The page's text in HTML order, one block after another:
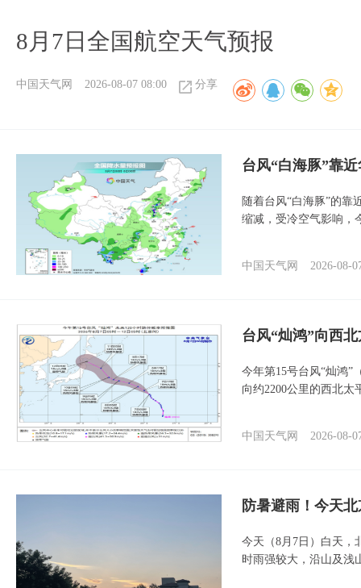
8月7日全国航空天气预报
中国天气网 2026-08-07 08:00 分享
台风“白海豚”靠
随着台风“白海豚”的靠
缩减，受冷空气影响，
中国天气网 2026-08-
台风“灿鸿”向西
今年第15号台风“灿鸿”
向约2200公里的西北太
中国天气网 2026-08-
防暑避雨！今天
今天（8月7日）白天，
时雨强较大，沿山及浅